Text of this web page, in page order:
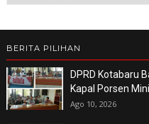
BERITA PILIHAN
DPRD Kotabaru
Kapal Porsen Mini
Ago 10, 2026